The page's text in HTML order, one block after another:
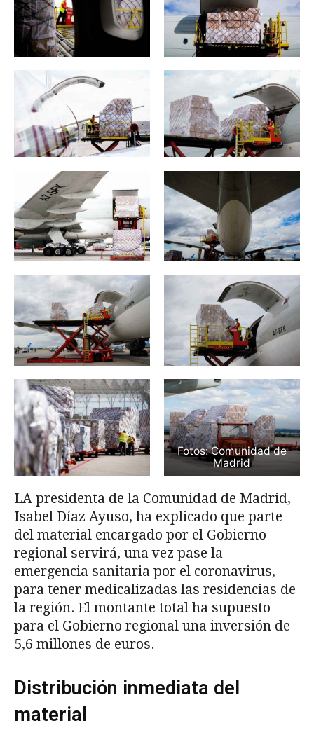
Fotos: Comunidad de
Madrid
LA presidenta de la Comunidad de Madrid,
Isabel Díaz Ayuso, ha explicado que parte
del material encargado por el Gobierno
regional servirá, una vez pase la
emergencia sanitaria por el coronavirus,
para tener medicalizadas las residencias de
la región. El montante total ha supuesto
para el Gobierno regional una inversión de
5,6 millones de euros.
Distribución inmediata del
material